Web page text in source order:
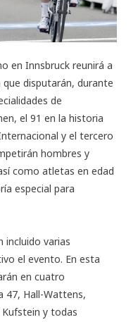
en Innsbruck reunirá a
disputarán, durante
de
el 91 en la historia
y el tercero
hombres y
como atletas en edad
especial para
incluido varias
el evento. En esta
en cuatro
47, Hall-Wattens,
y todas